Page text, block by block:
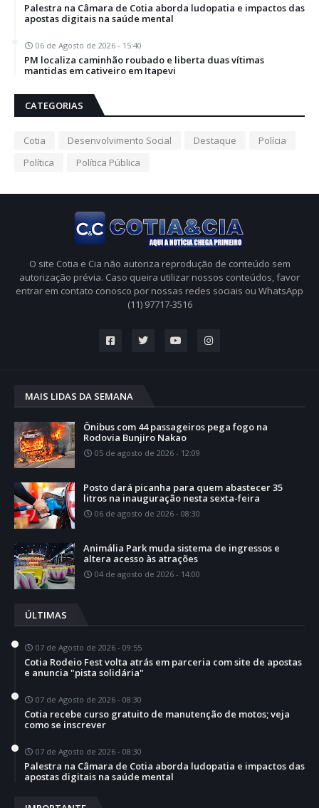
Palestra na Câmara de Cotia aborda ludopatia e impactos das
apostas digitais na saúde mental
06 de Agosto de 2026 - 15:40
PM localiza caminhão roubado e liberta duas vítimas
mantidas em cativeiro em Itapevi
CATEGORIAS
Cotia Desenvolvimento Social Destaque
Polícia
Política
Política Pública
O site Cotia e Cia não autoriza reprodução de conteúdo sem
autorização prévia. Caso queira utilizar nossos conteúdos, favor
entrar em contato conosco por nossas redes sociais ou WhatsApp
(11) 97717-3516
MAIS LIDAS DA SEMANA
Ônibus com 44 passageiros pega fogo na
Rodovia Bunjiro Nakao
05 de agosto de 2026 - 12:09
Posto dará picanha para quem abastecer 35
litros na inauguração nesta sexta-feira
06 de agosto de 2026 - 08:30
Animália Park muda sistema de ingressos e
altera acesso às atrações
04 de agosto de 2026 - 14:00
ÚLTIMAS
07 de Agosto de 2026 - 09:55
Cotia Rodeio Fest volta atrás em parceria com site de apostas
e anuncia "pista solidária"
07 de Agosto de 2026 - 08:30
Cotia recebe curso gratuito de manutenção de motos; veja
como se inscrever
07 de Agosto de 2026 - 08:30
Palestra na Câmara de Cotia aborda ludopatia e impactos das
apostas digitais na saúde mental